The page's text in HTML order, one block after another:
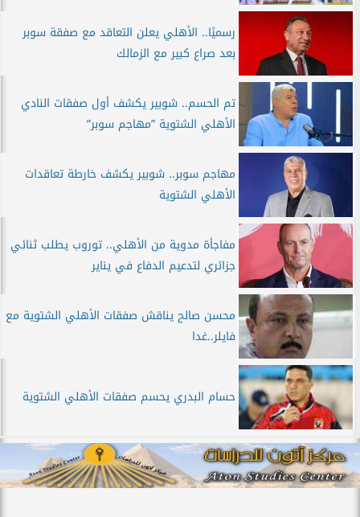
رسميًا.. الأهلي يعلن التعاقد مع صفقة سوبر
بعد صراع كبير مع الزمالك
تم الحسم.. شوبير يكشف أول صفقات النادي
الأهلي الشتوية ”مهاجم سوبر”
مهاجم سوبر.. شوبير يكشف خارطة تعاقدات
الأهلي الشتوية
مفاجأة مدوية من الأهلي.. توروب يطلب ثنائي
جزائري لتدعيم الدفاع في يناير
محسن صالح يناقش صفقات الأهلي الشتوية مع
فايلر..غدا
حسام البدري يحسم صفقات الأهلي الشتوية